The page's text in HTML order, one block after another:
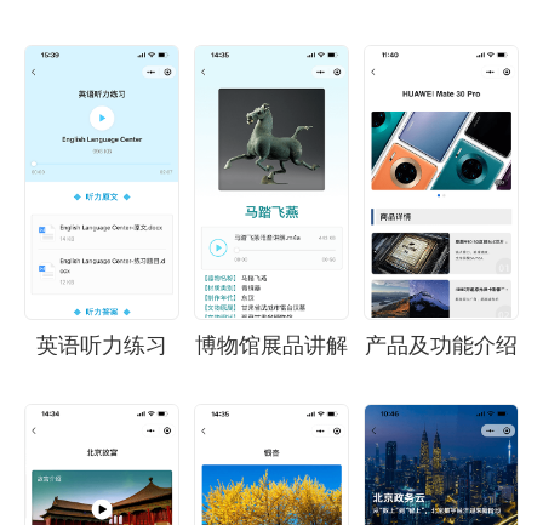
英语听力练习 博物馆展品讲解 产品及功能介绍